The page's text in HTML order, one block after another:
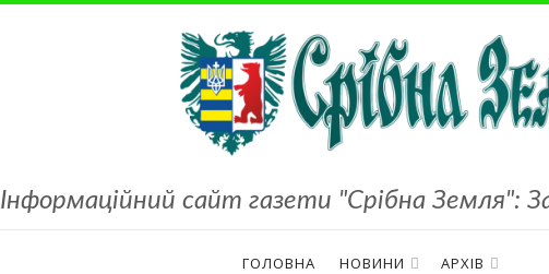
Інформаційний сайт газети "Срібна Земля":
ГОЛОВНА НОВИНИ АРХІВ